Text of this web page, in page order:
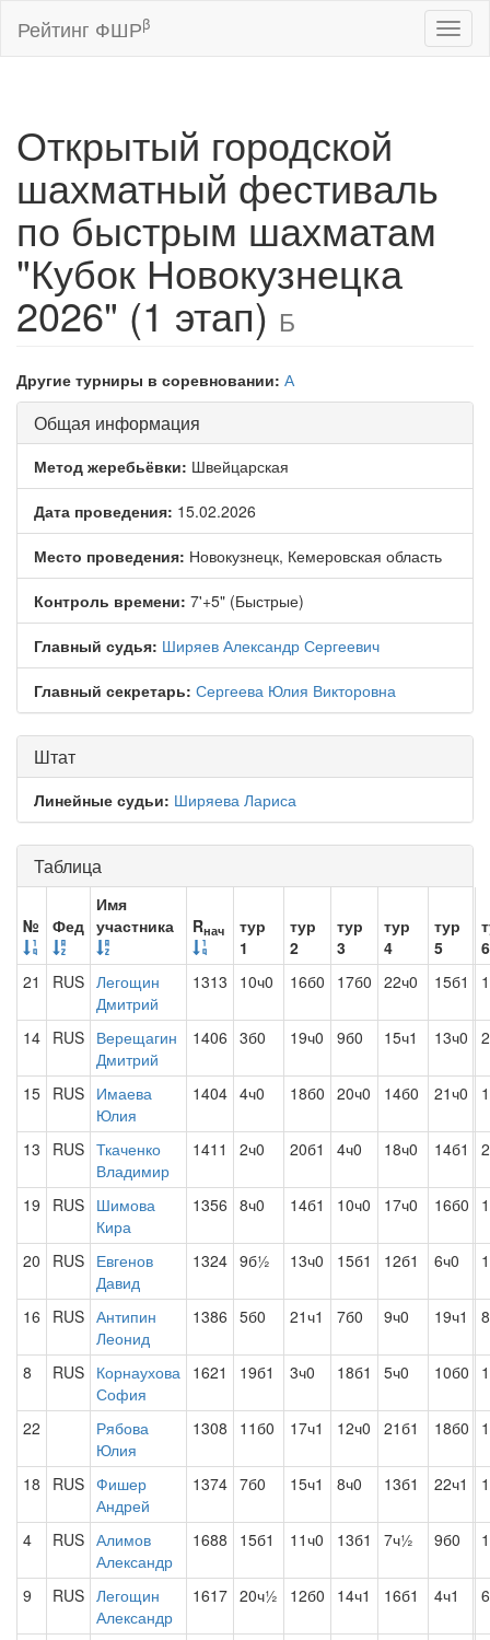
Рейтинг ФШРβ
Открытый городской
шахматный фестиваль
по быстрым шахматам
"Кубок Новокузнецка
2026" (1 этап) Б
Другие турниры в соревновании: А
Общая информация
Метод жеребьёвки: Швейцарская
Дата проведения: 15.02.2026
Место проведения: Новокузнецк, Кемеровская область
Контроль времени: 7'+5" (Быстрые)
Главный судья: Ширяев Александр Сергеевич
Главный секретарь: Сергеева Юлия Викторовна
Штат
Линейные судьи: Ширяева Лариса
Таблица
№ Фед
Имя
участника
Rнач
тур
1
тур
2
тур
3
тур
4
тур
5
6
21
RUS Легощин
Дмитрий
1313 10ч0 16б0 17б0 22ч0 15б1
14 RUS Верещагин
Дмитрий
1406 3б0 19ч0 9б0 15ч1 13ч0
15 RUS Имаева
Юлия
1404 4ч0 18б0 20ч0 14б0 21ч0
13 RUS Ткаченко
Владимир
1411 2ч0 20б1 4ч0 18ч0 14б1
19 RUS Шимова
Кира
1356 8ч0 14б1 10ч0 17ч0 16б0
20 RUS Евгенов
Давид
1324 9б½ 13ч0 15б1 12б1 6ч0
16 RUS Антипин
Леонид
1386 5б0 21ч1 7б0 9ч0 19ч1
8 RUS Корнаухова
София
1621 19б1 3ч0 18б1 5ч0 10б0
22
Рябова
Юлия
1308 11б0 17ч1 12ч0 21б1 18б0
18 RUS Фишер
Андрей
1374 7б0 15ч1 8ч0 13б1 22ч1
4 RUS Алимов
Александр
1688 15б1 11ч0 13б1 7ч½ 9б0
9 RUS Легощин
Александр
1617 20ч½ 12б0 14ч1 16б1 4ч1